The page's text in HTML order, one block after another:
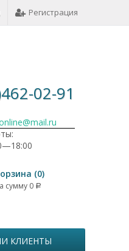
Регистрация
02-91
(0)
сумму 0 Р
КЛИЕНТЫ